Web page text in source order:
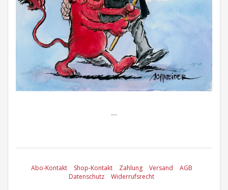
---
Abo-Kontakt Shop-Kontakt Zahlung Versand
AGB
Datenschutz
Widerrufsrecht